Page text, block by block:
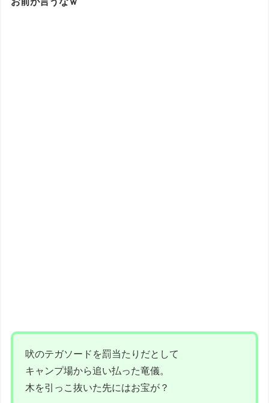
吠のテガソードを罰当たりだとして
キャンプ場から追い払った竜儀。
木を引っこ抜いた先にはお宝が？